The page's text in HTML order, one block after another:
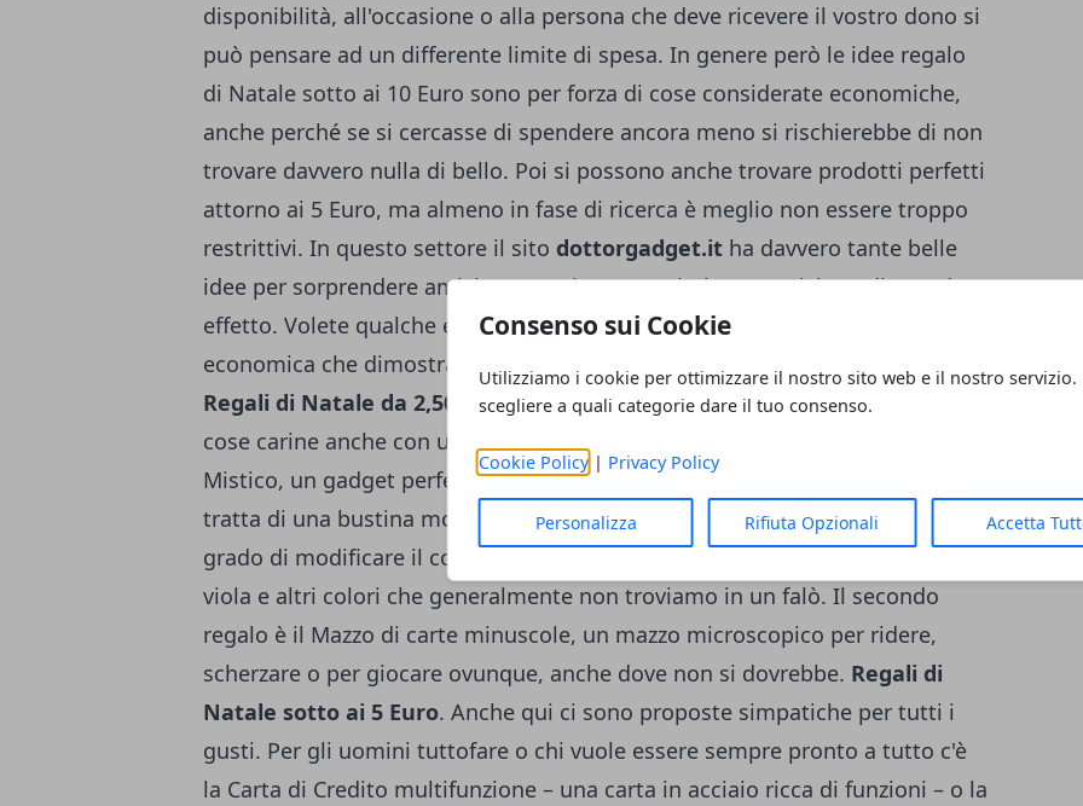
Consenso sui Cookie
Utilizziamo i cookie per ottimizzare il nostro sito web e il nostro servizio.
scegliere a quali categorie dare il tuo consenso.
Cookie Policy| Privacy Policy
Personalizza Rifiuta Opzionali Accetta
disponibilità, all'occasione o alla persona che deve ricevere il vostro dono si
può pensare ad un differente limite di spesa. In genere però le idee regalo
di Natale sotto ai 10 Euro sono per forza di cose considerate economiche,
anche perché se si cercasse di spendere ancora meno si rischierebbe di non
trovare davvero nulla di bello. Poi si possono anche trovare prodotti perfetti
attorno ai 5 Euro, ma almeno in fase di ricerca è meglio non essere troppo
restrittivi. In questo settore il sito dottorgadget.it ha davvero tante belle
idee per sorprendere amici e parenti con pensieri economici ma di grande
effetto. Volete qualche esempio? Bene, vediamo qualche proposta
economica che dimostra quanto sia facile trovare cose belle a pochi Euro.
Regali di Natale da 2,50 Euro. Sembra incredibile ma si possono trovare
cose carine anche con un prezzo così basso. Il primo prodotto è il Fuoco
Mistico, un gadget perfetto per il Natale, almeno per chi ha un camino. Si
tratta di una bustina molto speciale da buttare nel fuoco, la quale sarà in
grado di modificare il colore delle fiamme aggiungendo tonalità blu, verdi,
viola e altri colori che generalmente non troviamo in un falò. Il secondo
regalo è il Mazzo di carte minuscole, un mazzo microscopico per ridere,
scherzare o per giocare ovunque, anche dove non si dovrebbe. Regali di
Natale sotto ai 5 Euro. Anche qui ci sono proposte simpatiche per tutti i
gusti. Per gli uomini tuttofare o chi vuole essere sempre pronto a tutto c'è
la Carta di Credito multifunzione – una carta in acciaio ricca di funzioni – o la